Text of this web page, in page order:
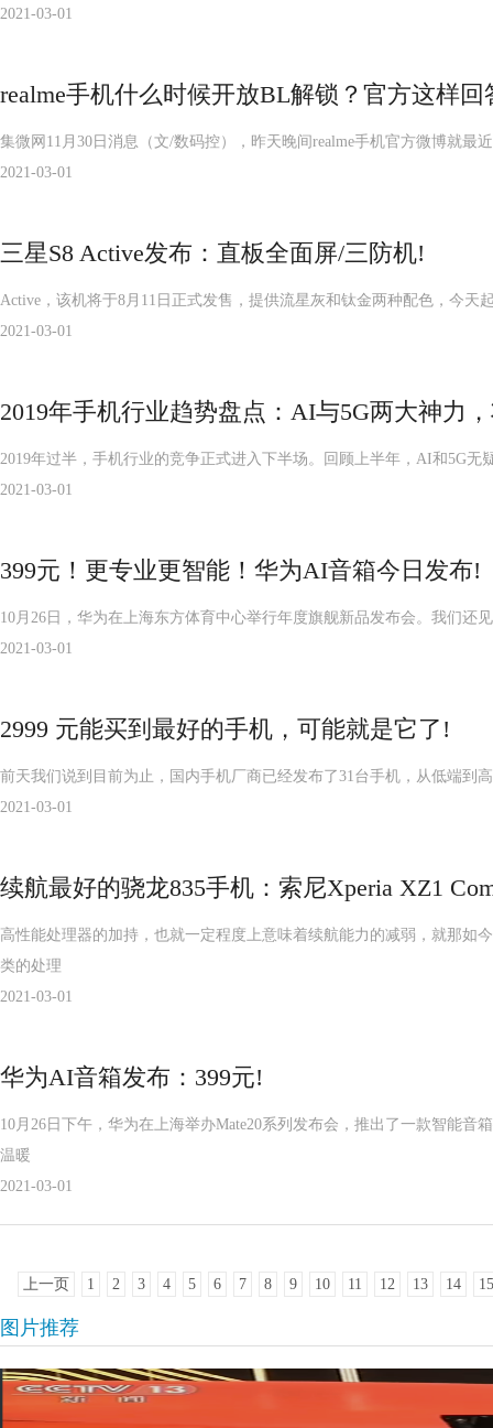
2021-03-01
realme手机什么时候开放BL解锁？官方这样回
集微网11月30日消息（文/数码控），昨天晚间realme手机官方微博就
2021-03-01
三星S8 Active发布：直板全面屏/三防机!
Active，该机将于8月11日正式发售，提供流星灰和钛金两种配色，今天
2021-03-01
2019年手机行业趋势盘点：AI与5G两大神力
2019年过半，手机行业的竞争正式进入下半场。回顾上半年，AI和5G
2021-03-01
399元！更专业更智能！华为AI音箱今日发布!
10月26日，华为在上海东方体育中心举行年度旗舰新品发布会。我们
2021-03-01
2999 元能买到最好的手机，可能就是它了!
前天我们说到目前为止，国内手机厂商已经发布了31台手机，从低端到
2021-03-01
续航最好的骁龙835手机：索尼Xperia XZ1
高性能处理器的加持，也就一定程度上意味着续航能力的减弱，就那如
类的处理
2021-03-01
华为AI音箱发布：399元!
10月26日下午，华为在上海举办Mate20系列发布会，推出了一款智能
温暖
2021-03-01
上一页 1 2 3 4 5 6 7 8 9 10 11 12 13 14 15
图片推荐